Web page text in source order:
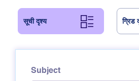
सूची दृश्य ग्रिड
Subject